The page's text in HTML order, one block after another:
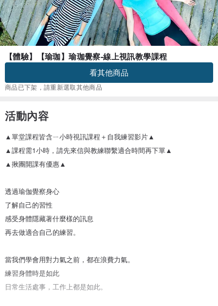
【體驗】【瑜珈】瑜珈覺察-線上視訊教學課程
看其他商品
商品已下架，請重新選取其他商品
活動內容
▲單堂課程皆含ㄧ小時視訊課程＋自我練習影片▲
▲課程需1小時，請先來信與教練聯繫適合時間再下單▲
▲揪團開課有優惠▲
透過瑜伽覺察身心
了解自己的習性
感受身體隱藏著什麼樣的訊息
再去做適合自己的練習。
當我們學會用對力氣之前，都在浪費力氣。
練習身體時是如此
日常生活處事，工作上都是如此。